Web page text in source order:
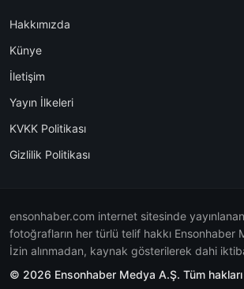
Hakkımızda
Künye
İletişim
Yayın İlkeleri
KVKK Politikası
Gizlilik Politikası
ensonhaber.com internet sitesinde
fotoğrafların her türlü telif hakkı Ensonhaber
İzin alınmadan, kaynak gösterilerek dahi
© 2026 Ensonhaber Medya A.Ş. Tüm hakları